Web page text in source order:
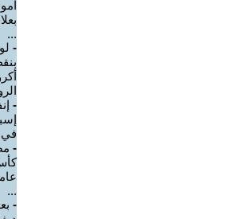
...
-
-
في
-
...
-